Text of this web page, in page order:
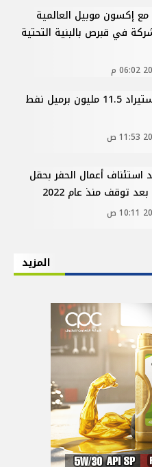
مع إكسون موبيل العالمية
في قبرص بالبنية التحتية
مصر تتفق على استيراد 11.5 مليون برميل نفط
استئناف أعمال الحفر بحقل
توقف منذ عام 2022
المزيد